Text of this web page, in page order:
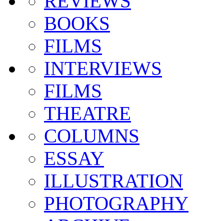
BOOKS
FILMS
INTERVIEWS
FILMS
THEATRE
COLUMNS
ESSAY
ILLUSTRATION
PHOTOGRAPHY